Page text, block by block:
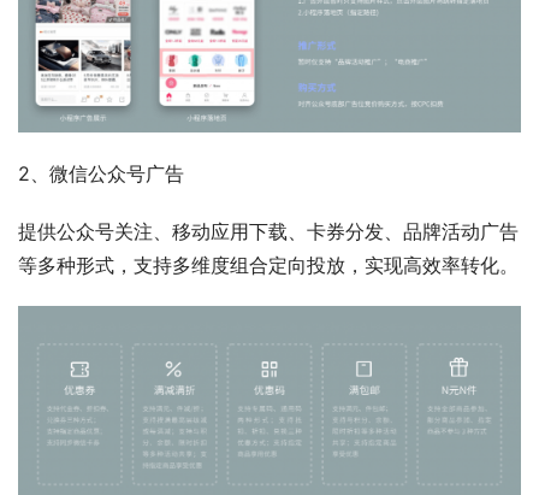
2、微信公众号广告
提供公众号关注、移动应用下载、卡券分发、品牌活动广告
等多种形式，支持多维度组合定向投放，实现高效率转化。